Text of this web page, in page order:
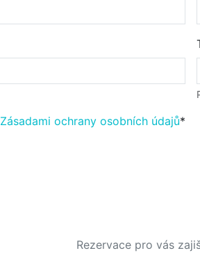
Zásadami ochrany osobních údajů*
Rezervace pro vás